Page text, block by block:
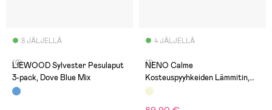
8 JÄLJELLÄ
(0)
LIEWOOD Sylvester Pesulaput
3-pack, Dove Blue Mix
4 JÄLJELLÄ
(1)
NENO Calme
Kosteuspyyhkeiden Lämmitin,
Beige